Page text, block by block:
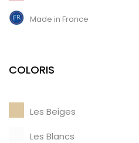
Made in France
COLORIS
Les Beiges
Les Blancs